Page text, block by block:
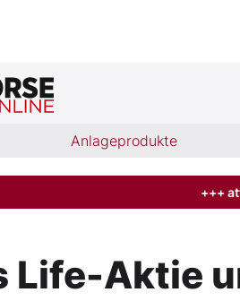
Anlageprodukte
aktuelle Ausgabe BÖRSE ONLINE
Check
+++
Life-Aktie